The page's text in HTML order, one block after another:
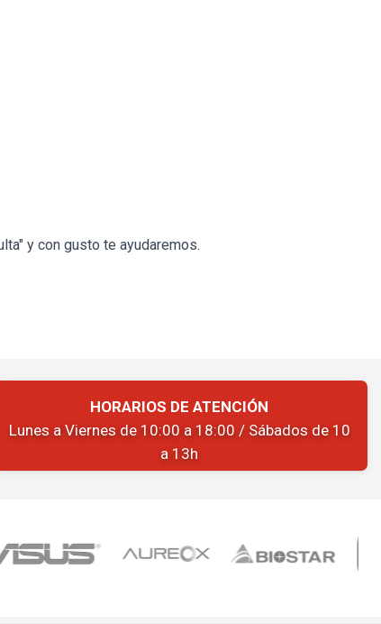
y con gusto te ayudaremos.
HORARIOS DE ATENCIÓN
Lunes a Viernes de 10:00 a 18:00 / Sábados de 10
a 13h